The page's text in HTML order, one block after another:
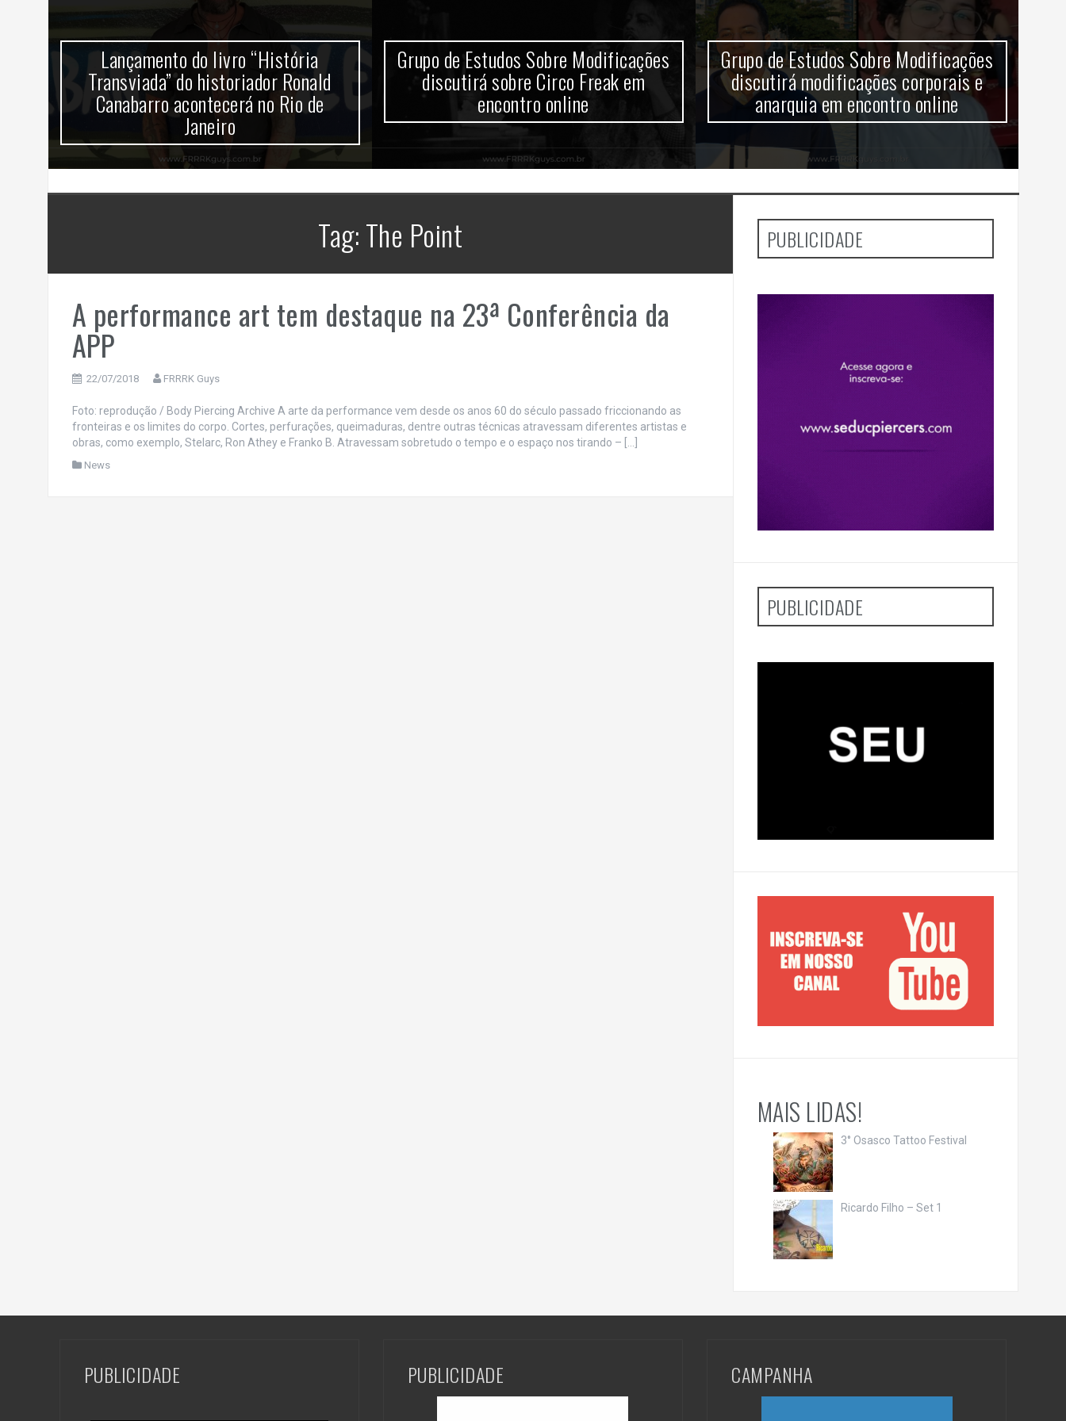
Lançamento do livro “História
Transviada” do historiador Ronald
Canabarro acontecerá no Rio de
Janeiro
Grupo de Estudos Sobre Modificações
discutirá sobre Circo Freak em
encontro online
Grupo de Estudos Sobre Modificações
discutirá modificações corporais e
anarquia em encontro online
Tag:The Point
A performance art tem destaque na 23ª Conferência da
APP
22/07/2018 FRRRK Guys
Foto: reprodução / Body Piercing Archive A arte da performance vem desde os anos 60 do século passado friccionando as
fronteiras e os limites do corpo. Cortes, perfurações, queimaduras, dentre outras técnicas atravessam diferentes artistas e
obras, como exemplo, Stelarc, Ron Athey e Franko B. Atravessam sobretudo o tempo e o espaço nos tirando – […]
News
PUBLICIDADE
PUBLICIDADE
MAIS LIDAS!
3° Osasco Tattoo Festival
Ricardo Filho – Set 1
PUBLICIDADE PUBLICIDADE CAMPANHA